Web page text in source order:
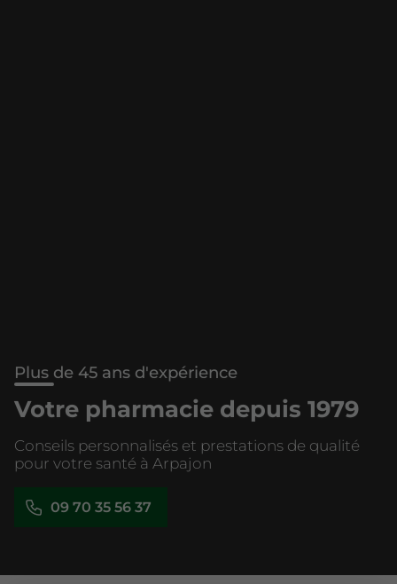
Plus de 45 ans d'expérience
Votre pharmacie depuis 1979
Conseils personnalisés et prestations de qualité
pour votre santé à Arpajon
09 70 35 56 37